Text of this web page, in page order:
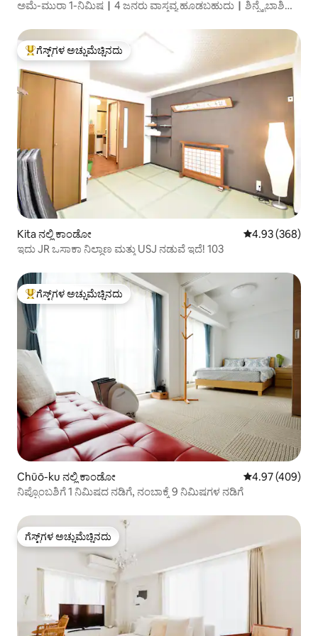
ಅಮೆ-ಮುರಾ 1-ನಿಮಿಷ｜4 ಜನರು ವಾಸ್ತವ್ಯ ಹೂಡಬಹುದು｜ಶಿನ್ಸೈಬಾಶಿ｜
ಗೆಸ್ಟ್‌ಗಳಿಗೆ ಅತಿ ಹೆಚ್ಚು ಅಚ್ಚುಮೆಚ್ಚಿನದು
ಗೆಸ್ಟ್‌ಗಳ ಅಚ್ಚುಮೆಚ್ಚಿನದು
Kita ನಲ್ಲಿ ಕಾಂಡೋ 5 ರಲ್ಲಿ 4.93
4.93 (368)
ಇದು JR ಒಸಾಕಾ ನಿಲ್ದಾಣ ಮತ್ತು USJ ನಡುವೆ ಇದೆ! 103
ಗೆಸ್ಟ್‌ಗಳಿಗೆ ಅತಿ ಹೆಚ್ಚು ಅಚ್ಚುಮೆಚ್ಚಿನದು
ಗೆಸ್ಟ್‌ಗಳ ಅಚ್ಚುಮೆಚ್ಚಿನದು
Chūō-ku ನಲ್ಲಿ ಕಾಂಡೋ 5 ರಲ್ಲಿ 4.97
4.97 (409)
ನಿಪ್ಪೊಂಬಶಿಗೆ 1 ನಿಮಿಷದ ನಡಿಗೆ, ನಂಬಾಕ್ಕೆ 9 ನಿಮಿಷಗಳ ನಡಿಗೆ
ಗೆಸ್ಟ್‌ಗಳ ಅಚ್ಚುಮೆಚ್ಚಿನದು
ಗೆಸ್ಟ್‌ಗಳ ಅಚ್ಚುಮೆಚ್ಚಿನದು